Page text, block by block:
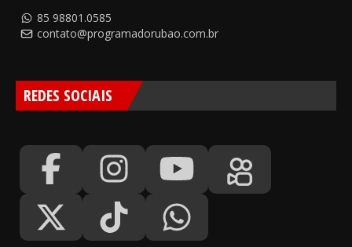
85 98801.0585
contato@programadorubao.com.br
REDES SOCIAIS